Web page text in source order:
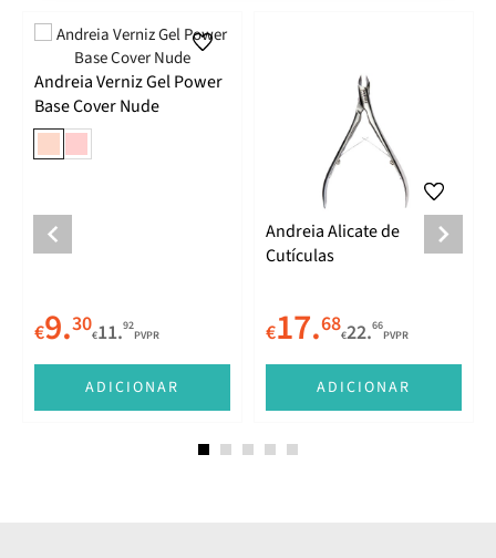
Andreia Verniz Gel Power
Base Cover Nude
€9.30€11.92
PVPR
ADICIONAR
Andreia Alicate de
Cutículas
€17.68€22.66
PVPR
ADICIONAR